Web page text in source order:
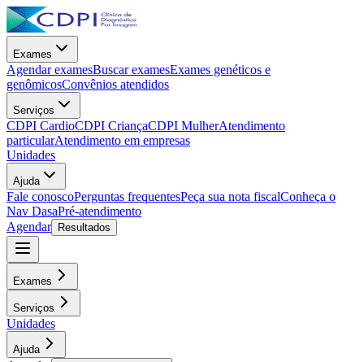
Exames
Agendar examesBuscar examesExames genéticos e
genômicosConvênios atendidos
Serviços
CDPI CardioCDPI CriançaCDPI MulherAtendimento
particularAtendimento em empresas
Unidades
Ajuda
Fale conoscoPerguntas frequentesPeça sua nota fiscalConheça o
Nav DasaPré-atendimento
Agendar
Resultados
Exames
Serviços
Unidades
Ajuda